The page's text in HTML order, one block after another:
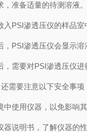
备适量的待测溶液。
渗透压仪的样品室
渗透压仪会显示溶
要对PSI渗透压仪进
要注意以下安全事项
使用仪器，以免影响其
明书，了解仪器的性